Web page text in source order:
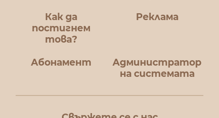
Как да
постигнем
това?
Реклама
Абонамент
Администратор
на системата